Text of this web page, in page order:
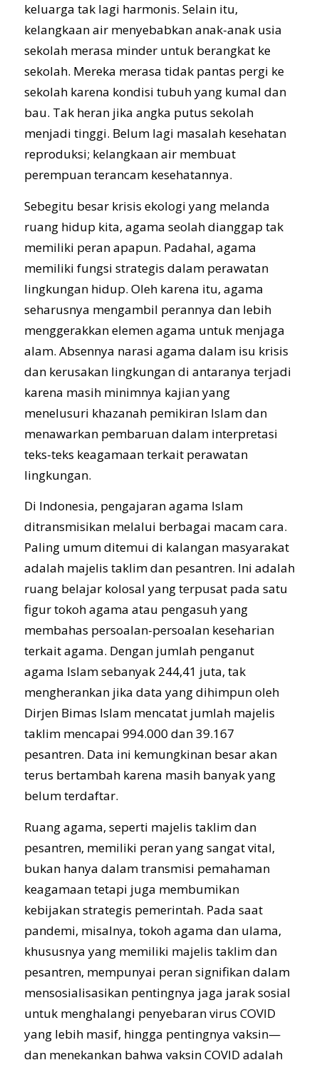
keluarga tak lagi harmonis. Selain itu,
kelangkaan air menyebabkan anak-anak usia
sekolah merasa minder untuk berangkat ke
sekolah. Mereka merasa tidak pantas pergi ke
sekolah karena kondisi tubuh yang kumal dan
bau. Tak heran jika angka putus sekolah
menjadi tinggi. Belum lagi masalah kesehatan
reproduksi; kelangkaan air membuat
perempuan terancam kesehatannya.
Sebegitu besar krisis ekologi yang melanda
ruang hidup kita, agama seolah dianggap tak
memiliki peran apapun. Padahal, agama
memiliki fungsi strategis dalam perawatan
lingkungan hidup. Oleh karena itu, agama
seharusnya mengambil perannya dan lebih
menggerakkan elemen agama untuk menjaga
alam. Absennya narasi agama dalam isu krisis
dan kerusakan lingkungan di antaranya terjadi
karena masih minimnya kajian yang
menelusuri khazanah pemikiran Islam dan
menawarkan pembaruan dalam interpretasi
teks-teks keagamaan terkait perawatan
lingkungan.
Di Indonesia, pengajaran agama Islam
ditransmisikan melalui berbagai macam cara.
Paling umum ditemui di kalangan masyarakat
adalah majelis taklim dan pesantren. Ini adalah
ruang belajar kolosal yang terpusat pada satu
figur tokoh agama atau pengasuh yang
membahas persoalan-persoalan keseharian
terkait agama. Dengan jumlah penganut
agama Islam sebanyak 244,41 juta, tak
mengherankan jika data yang dihimpun oleh
Dirjen Bimas Islam mencatat jumlah majelis
taklim mencapai 994.000 dan 39.167
pesantren. Data ini kemungkinan besar akan
terus bertambah karena masih banyak yang
belum terdaftar.
Ruang agama, seperti majelis taklim dan
pesantren, memiliki peran yang sangat vital,
bukan hanya dalam transmisi pemahaman
keagamaan tetapi juga membumikan
kebijakan strategis pemerintah. Pada saat
pandemi, misalnya, tokoh agama dan ulama,
khususnya yang memiliki majelis taklim dan
pesantren, mempunyai peran signifikan dalam
mensosialisasikan pentingnya jaga jarak sosial
untuk menghalangi penyebaran virus COVID
yang lebih masif, hingga pentingnya vaksin—
dan menekankan bahwa vaksin COVID adalah